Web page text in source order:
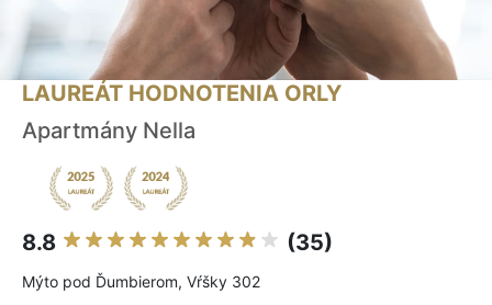
LAUREÁT HODNOTENIA ORLY
Apartmány Nella
8.8 (35)
Mýto pod Ďumbierom, Vŕšky 302